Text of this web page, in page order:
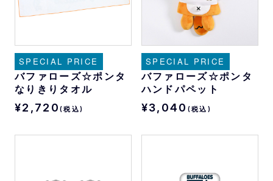
SPECIAL PRICE
バファローズ☆ポンタ
なりきりタオル
¥2,720 (税込)
SPECIAL PRICE
バファローズ☆ポンタ
ハンドパペット
¥3,040 (税込)